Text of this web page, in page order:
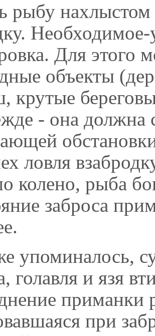
рыбу
Для этого
объекты
крутые
- она должна
ловля
колено, рыба
заброса
упоминалось,
голавля и язя
приманки
при